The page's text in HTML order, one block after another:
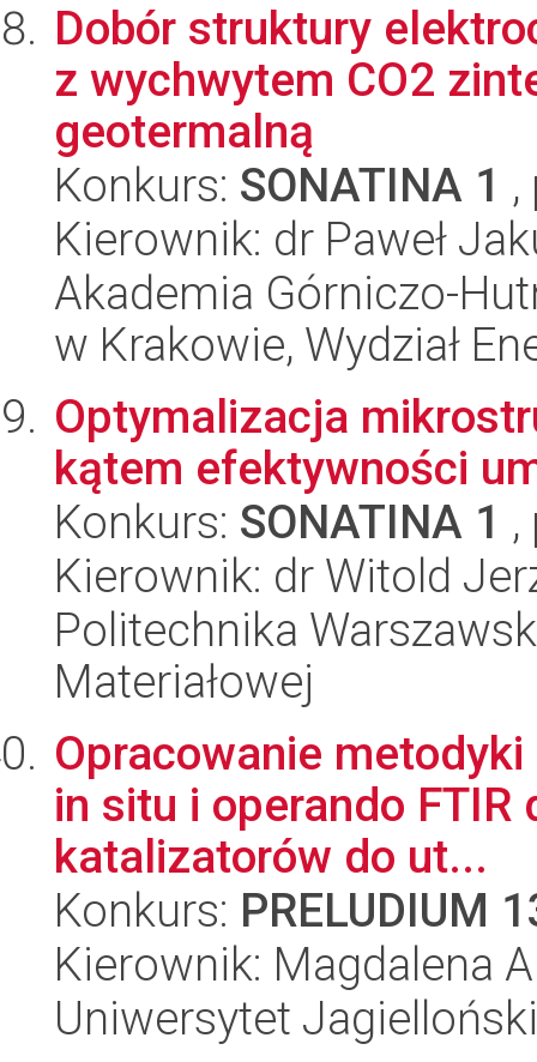
Dobór struktury
z wychwytem CO2
geotermalną
Konkurs: SONATINA 1
Kierownik: dr Paweł
Akademia Górniczo-
w Krakowie, Wydział
Optymalizacja
kątem efektywności
Konkurs: SONATINA 1
Kierownik: dr Witold
Politechnika
Materiałowej
Opracowanie
in situ i operando
katalizatorów do ut...
Konkurs: PRELUDIUM
Kierownik: Magdalena
Uniwersytet